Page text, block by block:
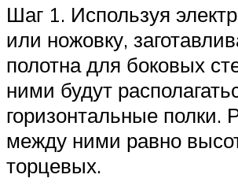
Шаг 1. Используя
или ножовку,
полотна для боковых
ними будут
горизонтальные полки.
между ними равно
торцевых.